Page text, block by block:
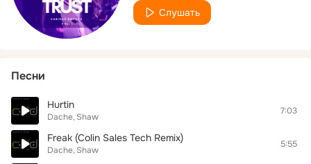
Слушать
Песни
Hurtin
Dache Shaw
7:03
Freak (Colin Sales Tech Remix)
Dache Shaw
5:55